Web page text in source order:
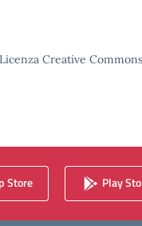
Creative
Store Play